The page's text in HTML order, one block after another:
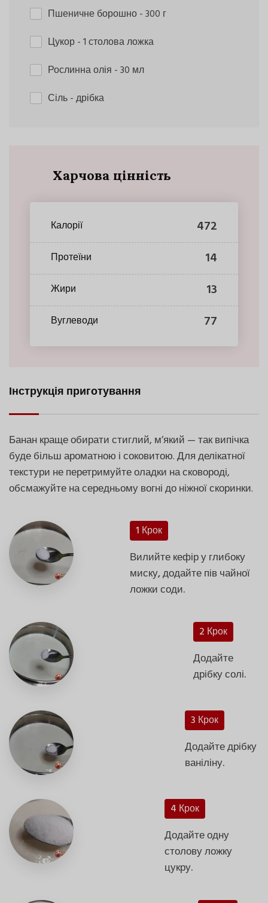
Пшеничне борошно- 300 г
Цукор- 1 столова ложка
Рослинна олія - 30 мл
Сіль- дрібка
Харчова цінність
Калорії 472
Протеїни 14
Жири 13
Вуглеводи 77
Інструкція приготування
Банан краще обирати стиглий, м’який — так випічка
буде більш ароматною і соковитою. Для делікатної
текстури не перетримуйте оладки на сковороді,
обсмажуйте на середньому вогні до ніжної скоринки.
1 Крок
Вилийте кефір у глибоку
миску, додайте пів чайної
ложки соди.
2 Крок
Додайте
дрібку солі.
3 Крок
Додайте дрібку
ваніліну.
4 Крок
Додайте одну
столову ложку
цукру.